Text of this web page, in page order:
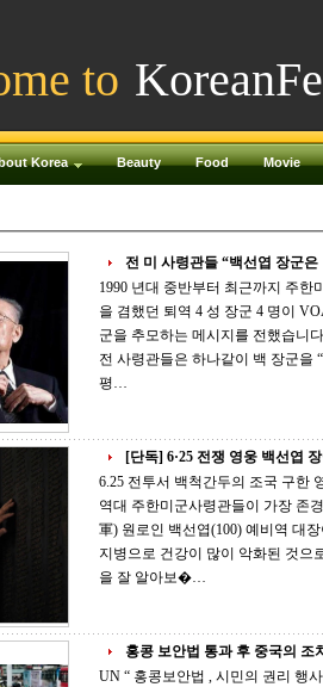
to
Korea Beauty Food Movie
전 미 사령관들 “백선엽 장군은
1990 년대 중반부터 최근까지 주한미군사령관과 유엔군사령관 , 한미연합사령관
을 겸했던 퇴역 4 성 장군 4 명이 VOA 를 통해 , 100 세를 일기로 별세한 백선엽 장
군을 추모하는 메시지를 전했습니다 . 백선엽 장군과 수십 년 동안 인연을 맺
전 사령관들은 하나같이 백 장군을 “ 정신적 지주 ” 로 부르며 그가 한국의 생존과
평…
[단독] 6·25 전쟁 영웅 백선엽
6.25 전투서 백척간두의 조국 구한 영웅 32세에 대한민국 최초의 4성 장
역대 주한미군사령관들이 가장 존경한 한국 군인 6·25
軍) 원로인 백선엽(100) 예비역 대
지병으로 건강이 많이 악화된 것으
을 잘 알아보�…
홍콩 보안법 통과 후 중국의 조
UN “ 홍콩보안법 , 시민의 권리 행사의 범죄화 할 가능성 우려돼 ” 유엔 인권최고